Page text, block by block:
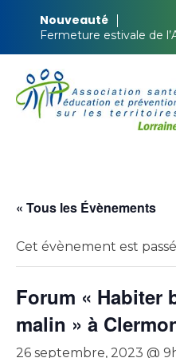
Nouveauté
Fermeture estivale de
« Tous les Évènements
Cet évènement est
Forum « Habiter
malin » à
26 septembre, 2023 @